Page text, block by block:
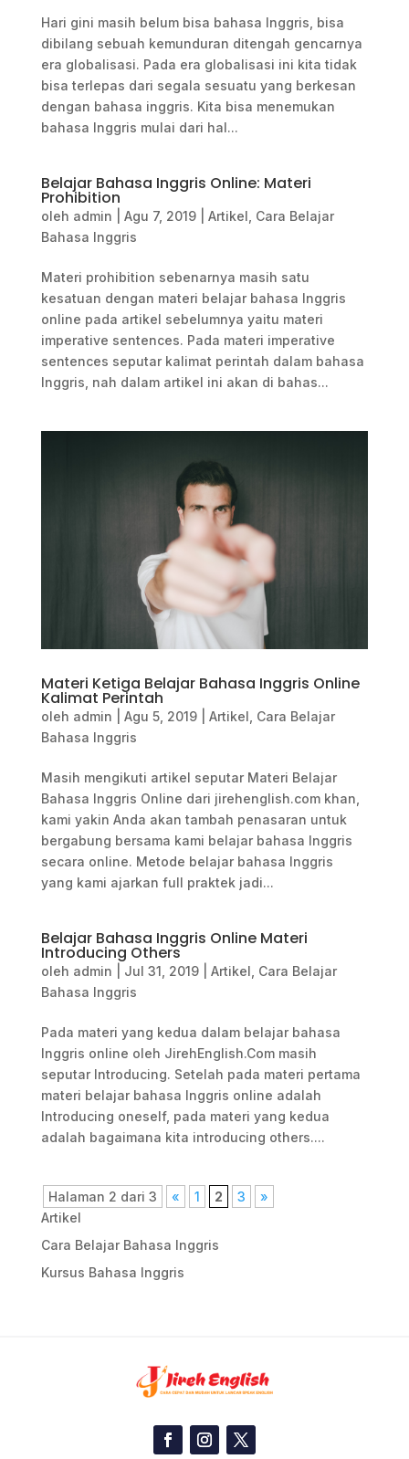
Hari gini masih belum bisa bahasa Inggris, bisa
dibilang sebuah kemunduran ditengah gencarnya
era globalisasi. Pada era globalisasi ini kita tidak
bisa terlepas dari segala sesuatu yang berkesan
dengan bahasa inggris. Kita bisa menemukan
bahasa Inggris mulai dari hal...
Belajar Bahasa Inggris Online: Materi
Prohibition
oleh admin Agu 7, 2019| Artikel Cara Belajar
Bahasa Inggris
Materi prohibition sebenarnya masih satu
kesatuan dengan materi belajar bahasa Inggris
online pada artikel sebelumnya yaitu materi
imperative sentences. Pada materi imperative
sentences seputar kalimat perintah dalam bahasa
Inggris, nah dalam artikel ini akan di bahas...
Materi Ketiga Belajar Bahasa Inggris Online
Kalimat Perintah
oleh admin Agu 5, 2019| Artikel Cara Belajar
Bahasa Inggris
Masih mengikuti artikel seputar Materi Belajar
Bahasa Inggris Online dari jirehenglish.com khan,
kami yakin Anda akan tambah penasaran untuk
bergabung bersama kami belajar bahasa Inggris
secara online. Metode belajar bahasa Inggris
yang kami ajarkan full praktek jadi...
Belajar Bahasa Inggris Online Materi
Introducing Others
oleh admin Jul 31, 2019| Artikel Cara Belajar
Bahasa Inggris
Pada materi yang kedua dalam belajar bahasa
Inggris online oleh JirehEnglish.Com masih
seputar Introducing. Setelah pada materi pertama
materi belajar bahasa Inggris online adalah
Introducing oneself, pada materi yang kedua
adalah bagaimana kita introducing others....
Halaman 2 dari 3 « 1 2 3
»
Artikel
Cara Belajar Bahasa Inggris
Kursus Bahasa Inggris